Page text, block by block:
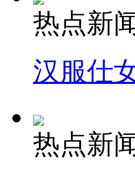
热点新
汉服仕
热点新